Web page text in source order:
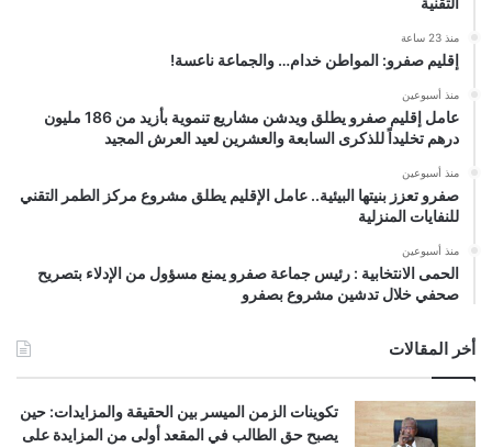
منذ 23 ساعة
إقليم صفرو: المواطن خدام… والجماعة ناعسة!
منذ أسبوعين
عامل إقليم صفرو يطلق ويدشن مشاريع تنموية بأزيد من 186 مليون
درهم تخليداً للذكرى السابعة والعشرين لعيد العرش المجيد
منذ أسبوعين
صفرو تعزز بنيتها البيئية.. عامل الإقليم يطلق مشروع مركز الطمر التقني
للنفايات المنزلية
منذ أسبوعين
الحمى الانتخابية : رئيس جماعة صفرو يمنع مسؤول من الإدلاء بتصريح
صحفي خلال تدشين مشروع بصفرو
أخر المقالات
تكوينات الزمن الميسر بين الحقيقة والمزايدات: حين
يصبح حق الطالب في المقعد أولى من المزايدة على